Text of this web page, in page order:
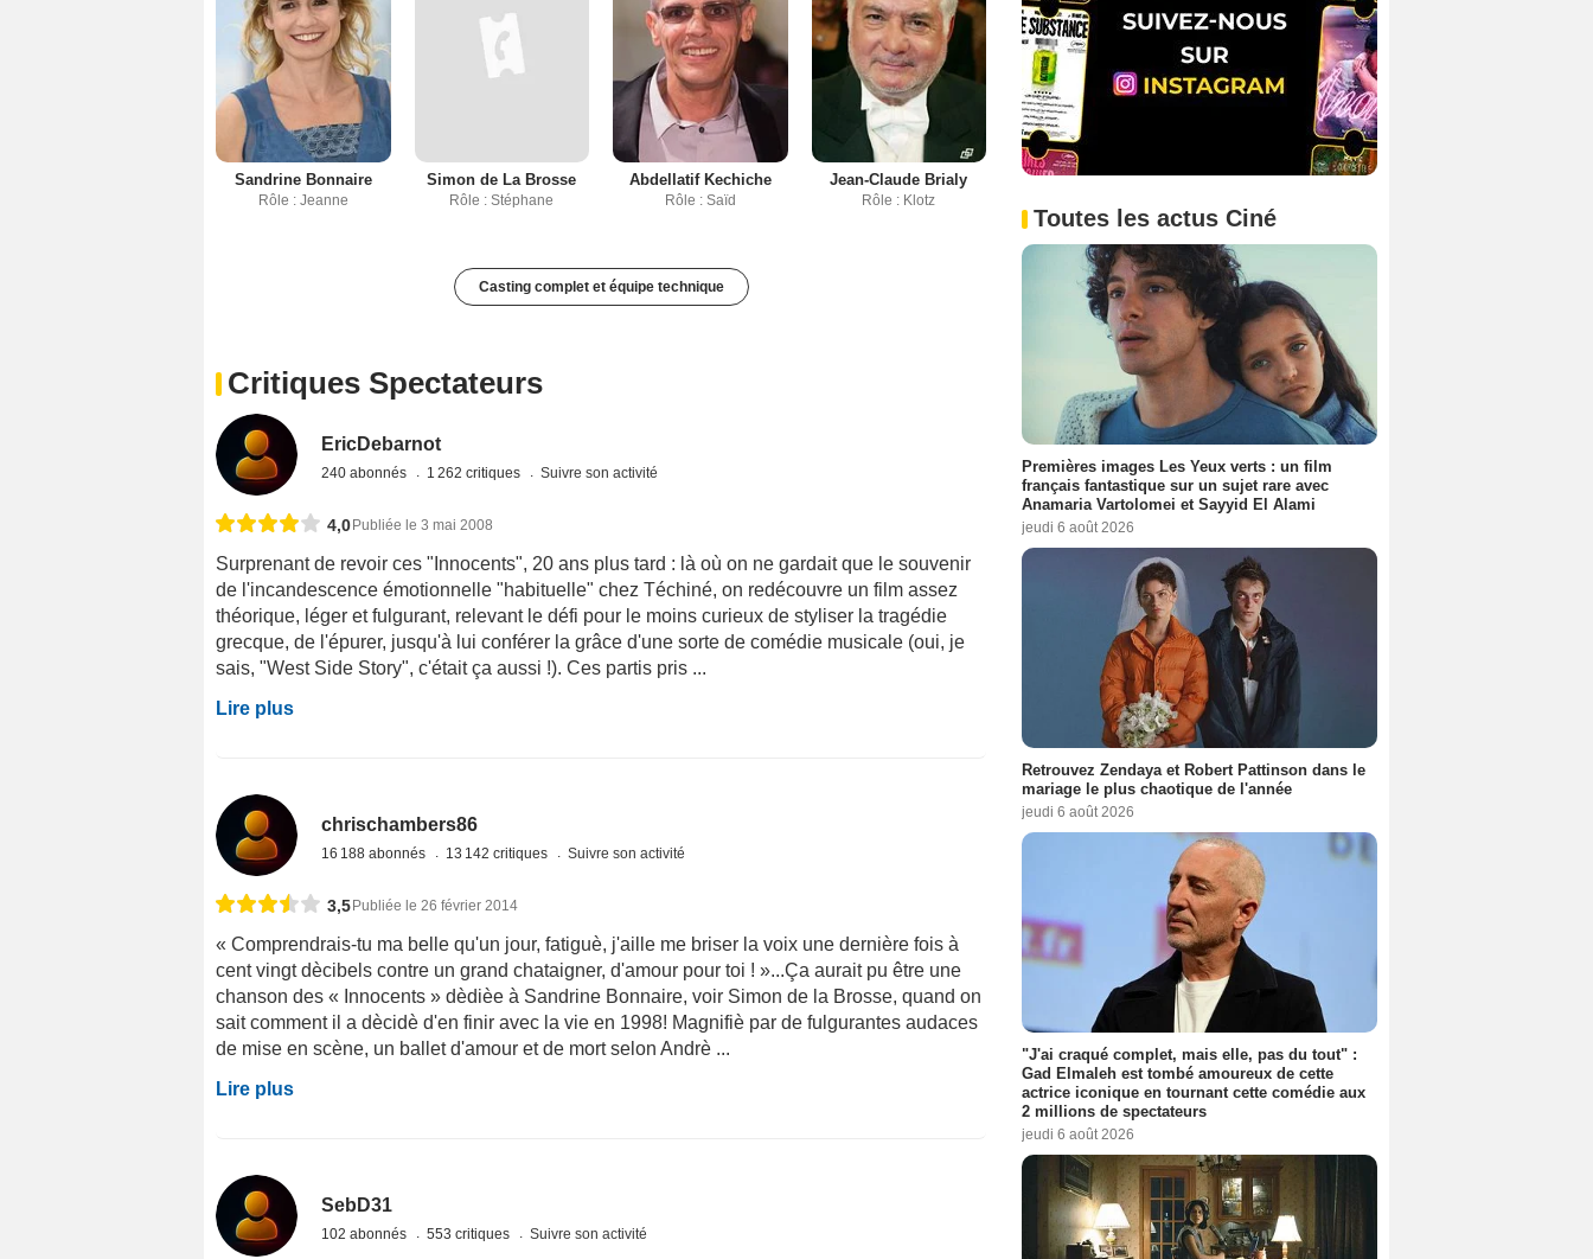
Sandrine Bonnaire
Rôle : Jeanne
Simon de La Brosse
Rôle : Stéphane
Abdellatif Kechiche
Rôle : Saïd
Jean-Claude Brialy
Rôle : Klotz
Casting complet et équipe technique
Critiques Spectateurs
EricDebarnot
240 abonnés 1 262 critiques Suivre son activité
4,0Publiée le 3 mai 2008
Surprenant de revoir ces "Innocents", 20 ans plus tard : là où on ne gardait que le souvenir
de l'incandescence émotionnelle "habituelle" chez Téchiné, on redécouvre un film assez
théorique, léger et fulgurant, relevant le défi pour le moins curieux de styliser la tragédie
grecque, de l'épurer, jusqu'à lui conférer la grâce d'une sorte de comédie musicale (oui, je
sais, "West Side Story", c'était ça aussi !). Ces partis pris ...
Lire plus
chrischambers86
16 188 abonnés 13 142 critiques Suivre son activité
3,5 Publiée le 26 février 2014
« Comprendrais-tu ma belle qu'un jour, fatiguè, j'aille me briser la voix une dernière fois à
cent vingt dècibels contre un grand chataigner, d'amour pour toi ! »...Ça aurait pu être une
chanson des « Innocents » dèdièe à Sandrine Bonnaire, voir Simon de la Brosse, quand on
sait comment il a dècidè d'en finir avec la vie en 1998! Magnifiè par de fulgurantes audaces
de mise en scène, un ballet d'amour et de mort selon Andrè ...
Lire plus
SebD31
102 abonnés 553 critiques Suivre son activité
Toutes les actus Ciné
Premières images Les Yeux verts : un film
français fantastique sur un sujet rare avec
Anamaria Vartolomei et Sayyid El Alami
jeudi 6 août 2026
Retrouvez Zendaya et Robert Pattinson dans le
mariage le plus chaotique de l'année
jeudi 6 août 2026
"J'ai craqué complet, mais elle, pas du tout" :
Gad Elmaleh est tombé amoureux de cette
actrice iconique en tournant cette comédie aux
2 millions de spectateurs
jeudi 6 août 2026